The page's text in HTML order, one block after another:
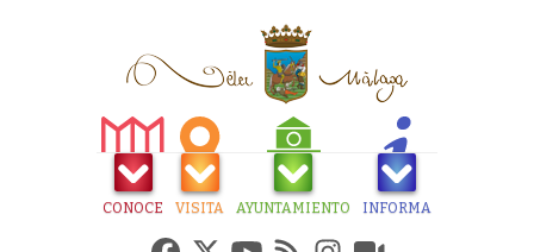
CONOCE VISITA AYUNTAMIENTO INFORMA